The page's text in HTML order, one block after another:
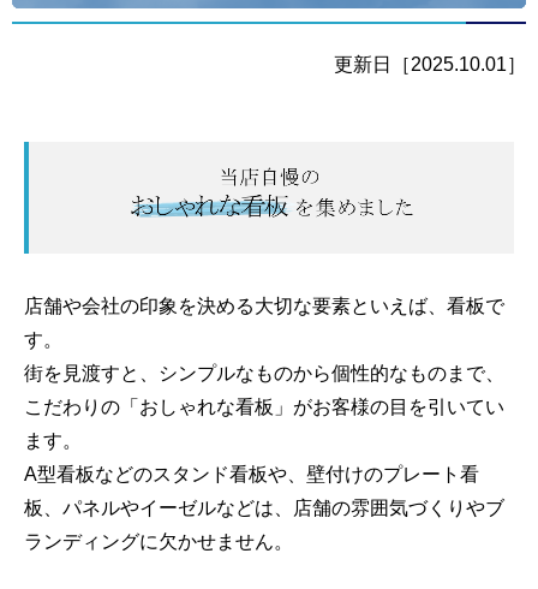
更新日［2025.10.01］
おすすめのおしゃれな看板を集めました｜スタンド看板
店舗や会社の印象を決める大切な要素といえば、看板で
す。
街を見渡すと、シンプルなものから個性的なものまで、
こだわりの「おしゃれな看板」がお客様の目を引いてい
ます。
A型看板などのスタンド看板や、壁付けのプレート看
板、パネルやイーゼルなどは、
店舗の雰囲気づくりやブ
ランディングに欠かせません。